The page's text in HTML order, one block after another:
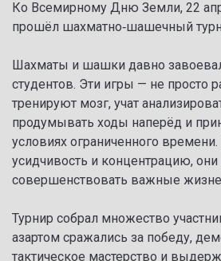
Ко Всемирному Дню Земли, 22
прошёл шахматно‑шашечный
Шахматы и шашки давно
студентов. Эти игры — не просто
тренируют мозг, учат
продумывать ходы наперёд и
условиях ограниченного
усидчивость и концентрацию,
совершенствовать важные
Турнир собрал множество
азартом сражались за победу,
тактическое мастерство и